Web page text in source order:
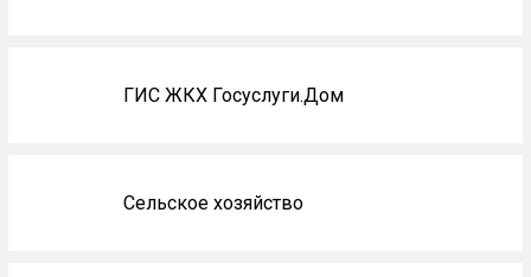
ГИС ЖКХ Госуслуги.Дом
Сельское хозяйство